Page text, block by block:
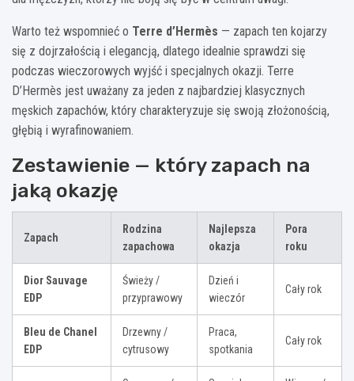
Warto też wspomnieć o Terre d’Hermès — zapach ten kojarzy
się z dojrzałością i elegancją, dlatego idealnie sprawdzi się
podczas wieczorowych wyjść i specjalnych okazji. Terre
D’Hermès jest uważany za jeden z najbardziej klasycznych
męskich zapachów, który charakteryzuje się swoją złożonością,
głębią i wyrafinowaniem.
Zestawienie — który zapach na
jaką okazję
Zapach
Rodzina
zapachowa
Najlepsza
okazja
Pora
roku
Dior Sauvage
EDP
Świeży /
przyprawowy
Dzień i
wieczór
Cały rok
Bleu de Chanel
EDP
Drzewny /
cytrusowy
Praca,
spotkania
Cały rok